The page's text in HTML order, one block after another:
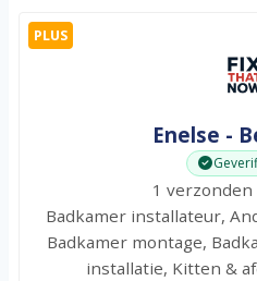
PLUS
Enelse -
1
Badkamer installateur,
Badkamer montage,
installatie, Kitten &